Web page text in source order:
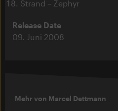
Strand – Zephyr
Release Date
09. Juni 2008
Mehr von Marcel Dettmann